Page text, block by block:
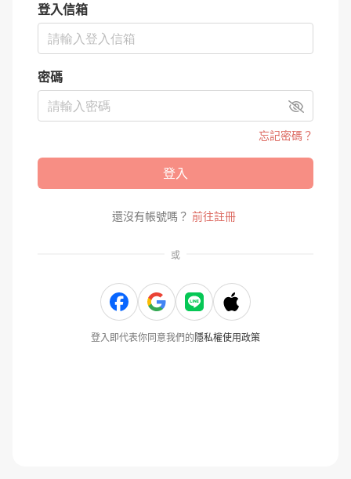
登入信箱
密碼
忘記密碼？
登入
還沒有帳號嗎？ 前往註冊
或
登入即代表你同意我們的隱私權使用政策